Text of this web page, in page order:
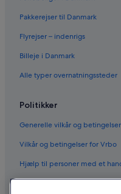
Pakkerejser til Danmark
Flyrejser – indenrigs
Billeje i Danmark
Alle typer overnatningssteder
Politikker
Generelle vilkår og
Vilkår og betingelser for Vrbo
Hjælp til personer med et